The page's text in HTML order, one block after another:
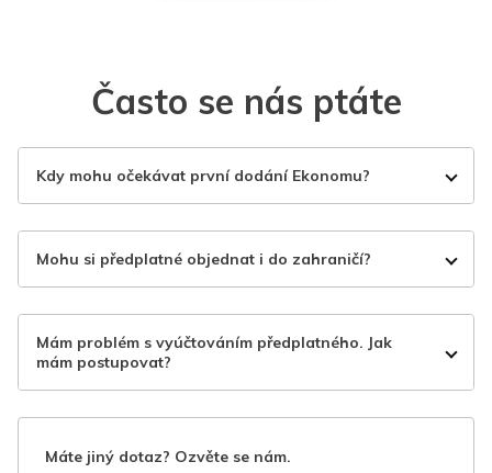
Často se nás ptáte
Kdy mohu očekávat první dodání Ekonomu?
Mohu si předplatné objednat i do zahraničí?
Mám problém s vyúčtováním předplatného. Jak
mám postupovat?
Máte jiný dotaz? Ozvěte se nám.